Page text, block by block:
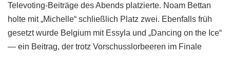
Televoting-Beiträge des Abends platzierte. Noam Bettan
holte mit „Michelle“ schließlich Platz zwei. Ebenfalls früh
gesetzt wurde Belgium mit Essyla und „Dancing on the Ice“
— ein Beitrag, der trotz Vorschusslorbeeren im Finale